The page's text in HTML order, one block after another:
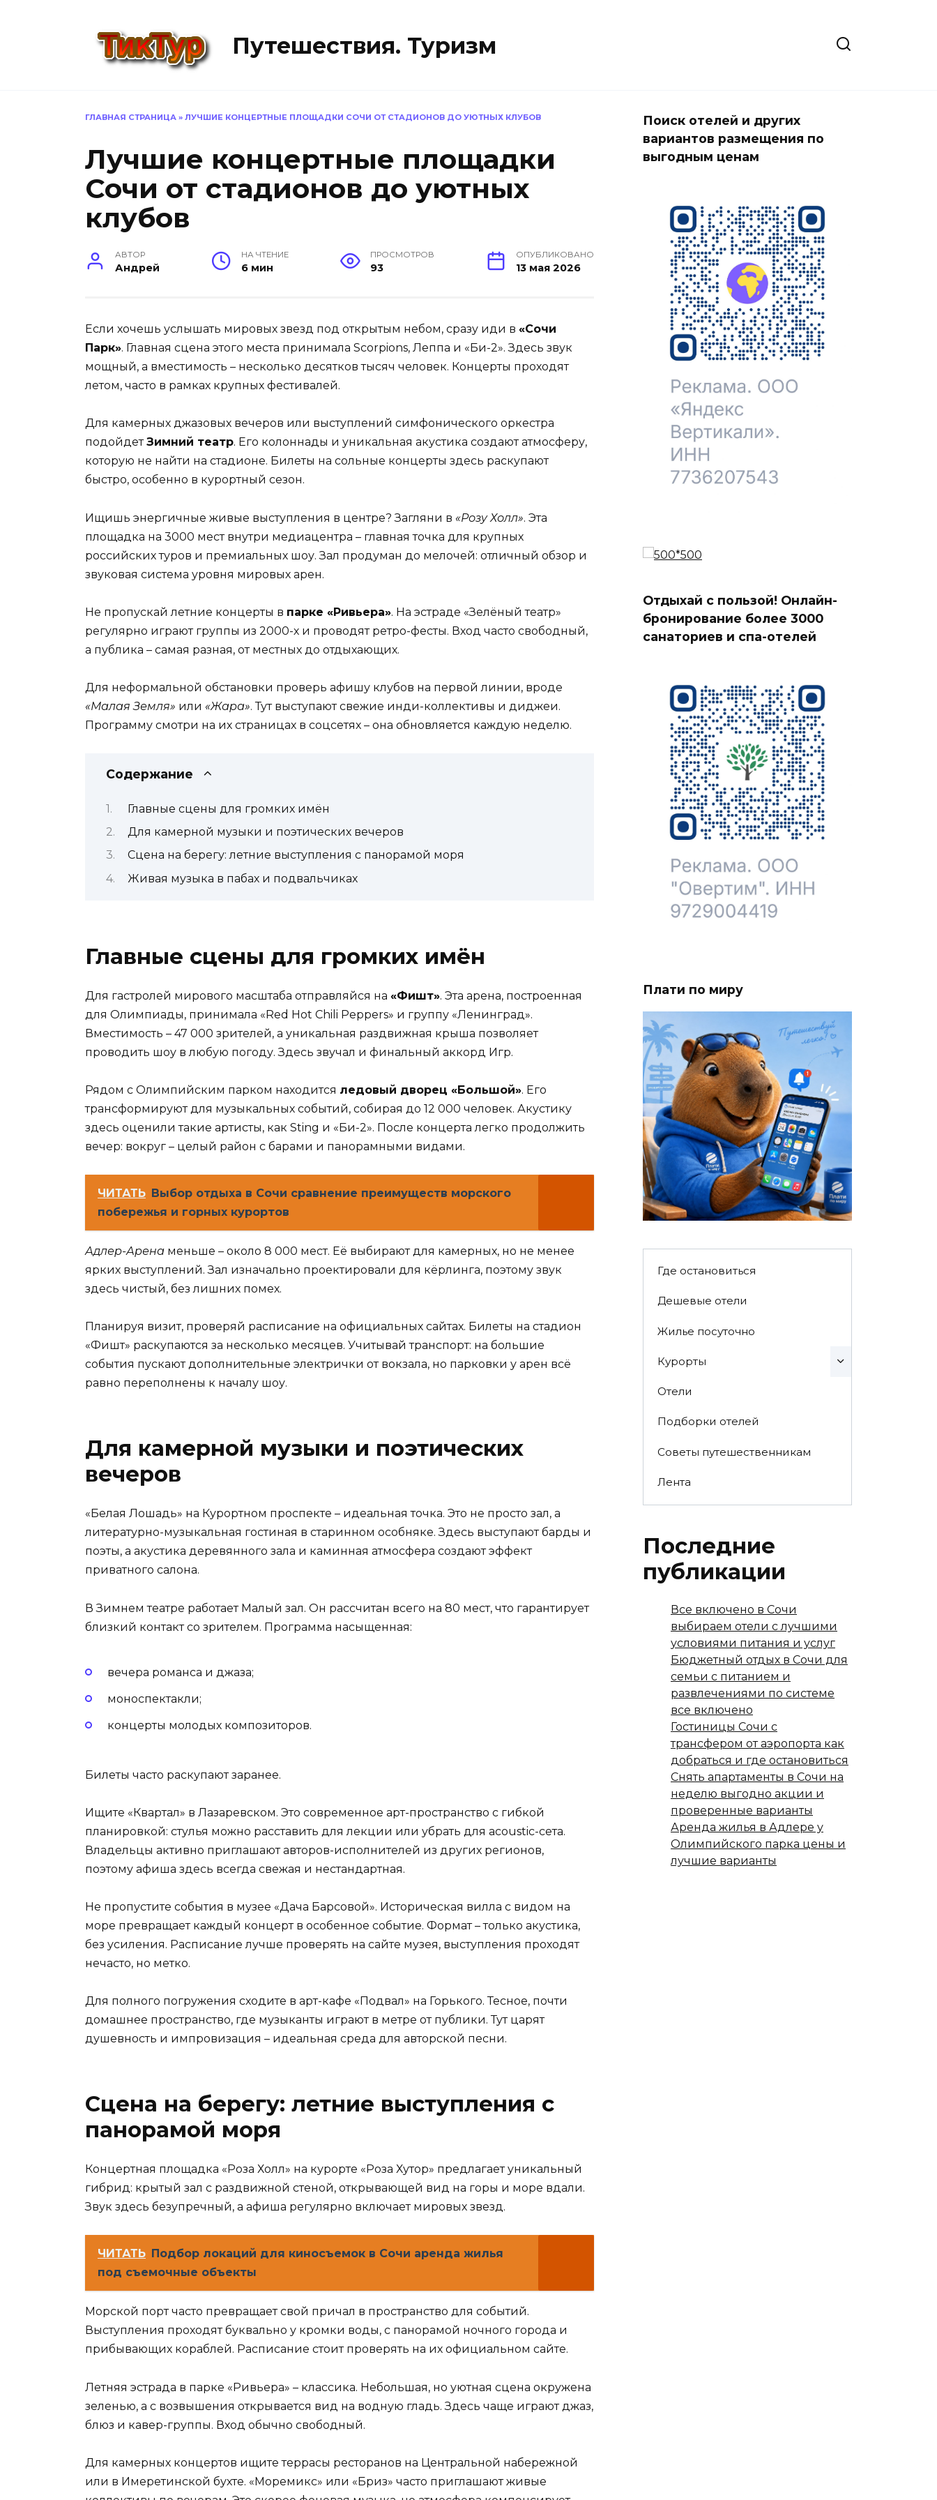
Путешествия. Туризм
ГЛАВНАЯ СТРАНИЦА » ЛУЧШИЕ КОНЦЕРТНЫЕ ПЛОЩАДКИ СОЧИ ОТ СТАДИОНОВ ДО УЮТНЫХ КЛУБОВ
Лучшие концертные площадки
Сочи от стадионов до уютных
клубов
АВТОР
Андрей
НА ЧТЕНИЕ
6 мин
ПРОСМОТРОВ
93
ОПУБЛИКОВАНО
13 мая 2026
Если хочешь услышать мировых звезд под открытым небом, сразу иди в «Сочи
Парк». Главная сцена этого места принимала Scorpions, Леппа и «Би-2». Здесь звук
мощный, а вместимость – несколько десятков тысяч человек. Концерты проходят
летом, часто в рамках крупных фестивалей.
Для камерных джазовых вечеров или выступлений симфонического оркестра
подойдетЗимний театр. Его колоннады и уникальная акустика создают атмосферу,
которую не найти на стадионе. Билеты на сольные концерты здесь раскупают
быстро, особенно в курортный сезон.
Ищишь энергичные живые выступления в центре? Загляни в «Розу Холл». Эта
площадка на 3000 мест внутри медиацентра – главная точка для крупных
российских туров и премиальных шоу. Зал продуман до мелочей: отличный обзор и
звуковая система уровня мировых арен.
Не пропускай летние концерты в парке «Ривьера». На эстраде «Зелёный театр»
регулярно играют группы из 2000-х и проводят ретро-фесты. Вход часто свободный,
а публика – самая разная, от местных до отдыхающих.
Для неформальной обстановки проверь афишу клубов на первой линии, вроде
«Малая Земля» или «Жара». Тут выступают свежие инди-коллективы и диджеи.
Программу смотри на их страницах в соцсетях – она обновляется каждую неделю.
Содержание
Главные сцены для громких имён
Для камерной музыки и поэтических вечеров
Сцена на берегу: летние выступления с панорамой моря
Живая музыка в пабах и подвальчиках
Главные сцены для громких имён
Для гастролей мирового масштаба отправляйся на «Фишт». Эта арена, построенная
для Олимпиады, принимала «Red Hot Chili Peppers» и группу «Ленинград».
Вместимость – 47 000 зрителей, а уникальная раздвижная крыша позволяет
проводить шоу в любую погоду. Здесь звучал и финальный аккорд Игр.
Рядом с Олимпийским парком находится ледовый дворец «Большой». Его
трансформируют для музыкальных событий, собирая до 12 000 человек. Акустику
здесь оценили такие артисты, как Sting и «Би-2». После концерта легко продолжить
вечер: вокруг – целый район с барами и панорамными видами.
ЧИТАТЬ Выбор отдыха в Сочи сравнение преимуществ морского
побережья и горных курортов
Адлер-Арена меньше – около 8 000 мест. Её выбирают для камерных, но не менее
ярких выступлений. Зал изначально проектировали для кёрлинга, поэтому звук
здесь чистый, без лишних помех.
Планируя визит, проверяй расписание на официальных сайтах. Билеты на стадион
«Фишт» раскупаются за несколько месяцев. Учитывай транспорт: на большие
события пускают дополнительные электрички от вокзала, но парковки у арен всё
равно переполнены к началу шоу.
Для камерной музыки и поэтических
вечеров
«Белая Лошадь» на Курортном проспекте – идеальная точка. Это не просто зал, а
литературно-музыкальная гостиная в старинном особняке. Здесь выступают барды и
поэты, а акустика деревянного зала и каминная атмосфера создают эффект
приватного салона.
В Зимнем театре работает Малый зал. Он рассчитан всего на 80 мест, что гарантирует
близкий контакт со зрителем. Программа насыщенная:
вечера романса и джаза;
моноспектакли;
концерты молодых композиторов.
Билеты часто раскупают заранее.
Ищите «Квартал» в Лазаревском. Это современное арт-пространство с гибкой
планировкой: стулья можно расставить для лекции или убрать для acoustic-сета.
Владельцы активно приглашают авторов-исполнителей из других регионов,
поэтому афиша здесь всегда свежая и нестандартная.
Не пропустите события в музее «Дача Барсовой». Историческая вилла с видом на
море превращает каждый концерт в особенное событие. Формат – только акустика,
без усиления. Расписание лучше проверять на сайте музея, выступления проходят
нечасто, но метко.
Для полного погружения сходите в арт-кафе «Подвал» на Горького. Тесное, почти
домашнее пространство, где музыканты играют в метре от публики. Тут царят
душевность и импровизация – идеальная среда для авторской песни.
Сцена на берегу: летние выступления с
панорамой моря
Концертная площадка «Роза Холл» на курорте «Роза Хутор» предлагает уникальный
гибрид: крытый зал с раздвижной стеной, открывающей вид на горы и море вдали.
Звук здесь безупречный, а афиша регулярно включает мировых звезд.
ЧИТАТЬ Подбор локаций для киносъемок в Сочи аренда жилья
под съемочные объекты
Морской порт часто превращает свой причал в пространство для событий.
Выступления проходят буквально у кромки воды, с панорамой ночного города и
прибывающих кораблей. Расписание стоит проверять на их официальном сайте.
Летняя эстрада в парке «Ривьера» – классика. Небольшая, но уютная сцена окружена
зеленью, а с возвышения открывается вид на водную гладь. Здесь чаще играют джаз,
блюз и кавер-группы. Вход обычно свободный.
Для камерных концертов ищите террасы ресторанов на Центральной набережной
или в Имеретинской бухте. «Моремикс» или «Бриз» часто приглашают живые
Поиск отелей и других
вариантов размещения по
выгодным ценам
Отдыхай с пользой! Онлайн-
бронирование более 3000
санаториев и спа-отелей
Плати по миру
Где остановиться
Дешевые отели
Жилье посуточно
Курорты
Отели
Подборки отелей
Советы путешественникам
Лента
Последние
публикации
Все включено в Сочи
выбираем отели с лучшими
условиями питания и услуг
Бюджетный отдых в Сочи для
семьи с питанием и
развлечениями по системе
все включено
Гостиницы Сочи с
трансфером от аэропорта как
добраться и где остановиться
Снять апартаменты в Сочи на
неделю выгодно акции и
проверенные варианты
Аренда жилья в Адлере у
Олимпийского парка цены и
лучшие варианты